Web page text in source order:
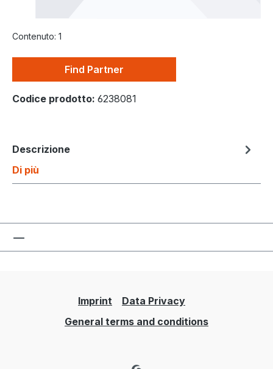
Contenuto: 1
Find Partner
Codice prodotto: 6238081
Descrizione
Di più
Imprint
Data Privacy
General terms and conditions